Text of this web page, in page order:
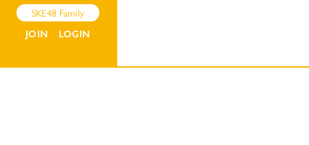
SKE48 Family
JOIN LOGIN